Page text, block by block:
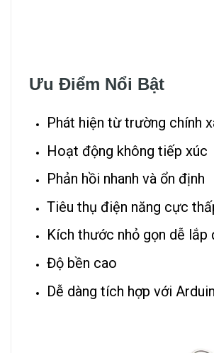
Ưu Điểm Nổi Bật
Phát hiện từ trường chính
Hoạt động không tiếp xúc
Phản hồi nhanh và ổn định
Tiêu thụ điện năng cực
Kích thước nhỏ gọn dễ lắp
Độ bền cao
Dễ dàng tích hợp với